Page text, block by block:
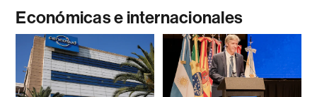
Económicas e internacionales